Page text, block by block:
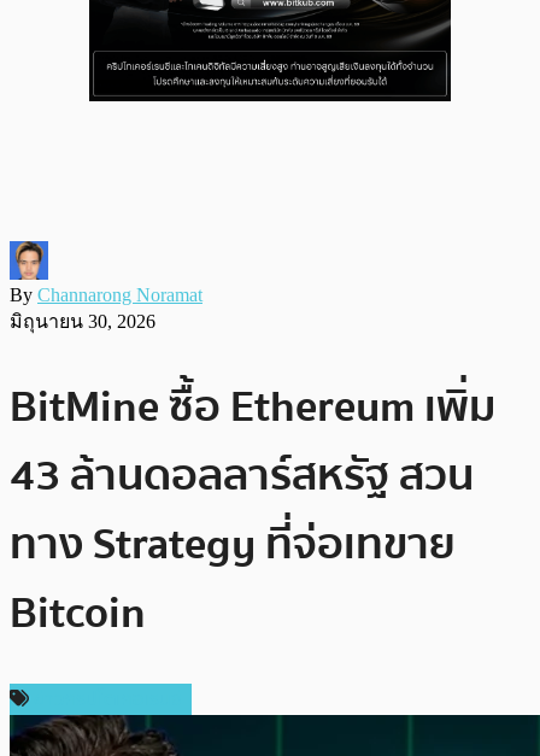
By Channarong Noramat
มิถุนายน 30, 2026
BitMine ซื้อ Ethereum เพิ่ม
43 ล้านดอลลาร์สหรัฐ สวน
ทาง Strategy ที่จ่อเทขาย
Bitcoin